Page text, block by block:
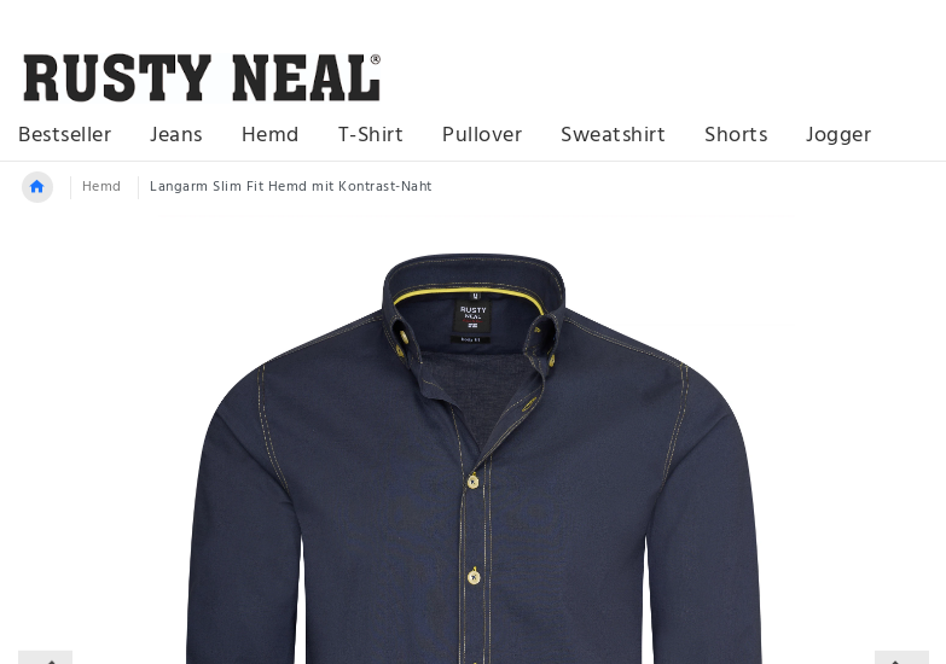
Bestseller Jeans Hemd T-Shirt Pullover Sweatshirt Shorts Jogger
Hemd Langarm Slim Fit Hemd mit Kontrast-Naht